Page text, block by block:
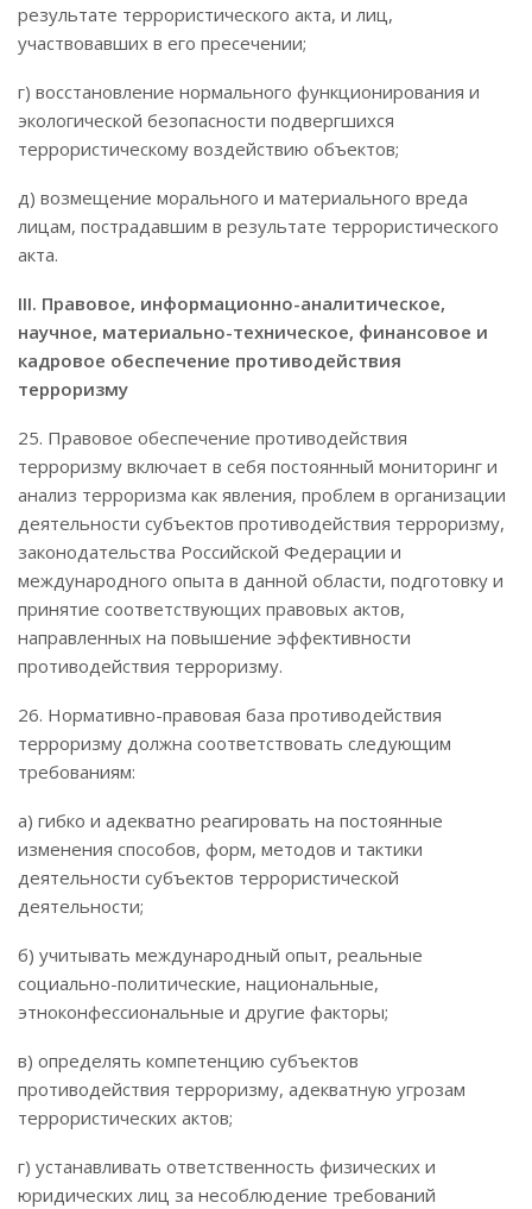
результате террористического акта, и лиц,
участвовавших в его пресечении;
г) восстановление нормального функционирования и
экологической безопасности подвергшихся
террористическому воздействию объектов;
д) возмещение морального и материального вреда
лицам, пострадавшим в результате террористического
акта.
III. Правовое, информационно-аналитическое,
научное, материально-техническое, финансовое и
кадровое обеспечение противодействия
терроризму
25. Правовое обеспечение противодействия
терроризму включает в себя постоянный мониторинг и
анализ терроризма как явления, проблем в организации
деятельности субъектов противодействия терроризму,
законодательства Российской Федерации и
международного опыта в данной области, подготовку и
принятие соответствующих правовых актов,
направленных на повышение эффективности
противодействия терроризму.
26. Нормативно-правовая база противодействия
терроризму должна соответствовать следующим
требованиям:
а) гибко и адекватно реагировать на постоянные
изменения способов, форм, методов и тактики
деятельности субъектов террористической
деятельности;
б) учитывать международный опыт, реальные
социально-политические, национальные,
этноконфессиональные и другие факторы;
в) определять компетенцию субъектов
противодействия терроризму, адекватную угрозам
террористических актов;
г) устанавливать ответственность физических и
юридических лиц за несоблюдение требований